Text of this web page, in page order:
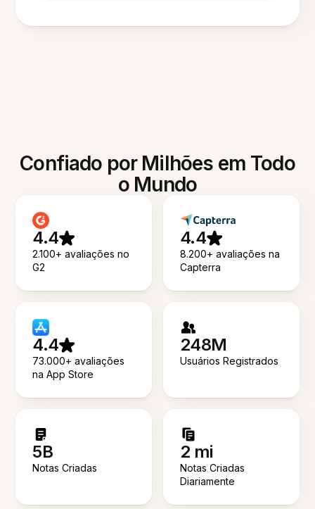
Confiado por Milhões em Todo
o Mundo
4.4
2.100+ avaliações no
G2
4.4
8.200+ avaliações na
Capterra
4.4
73.000+ avaliações
na App Store
248M
Usuários Registrados
5B
Notas Criadas
2 mi
Notas Criadas
Diariamente